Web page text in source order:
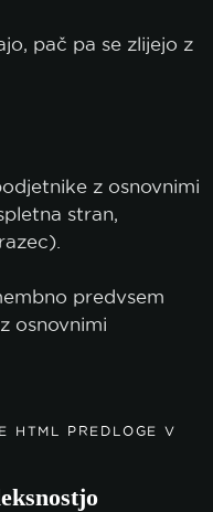
pač pa se zlijejo z
z osnovnimi
stran,
predvsem
osnovnimi
HTML PREDLOGE V
SPREJMI SAMO NUJNE